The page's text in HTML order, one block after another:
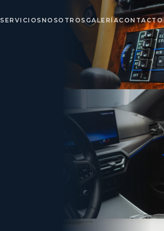
SERVICIOS NOSOTROSGALERÍACONTACTO